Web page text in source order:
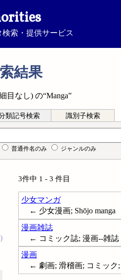
索・提供サービス
結果
目なし) の“Manga”
類記号検索 識別子検索
普通件名のみ ジャンルのみ
3件中 1 - 3 件目
少女マンガ
← 少女漫画; Shōjo manga
漫画雑誌
← コミック誌; 漫画--雑誌
漫画
← 劇画; 滑稽画; コミック;